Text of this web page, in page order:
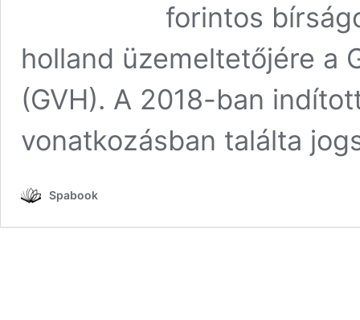
forintos
holland üzemeltetőjére a
(GVH). A 2018-ban
vonatkozásban találta
Spabook